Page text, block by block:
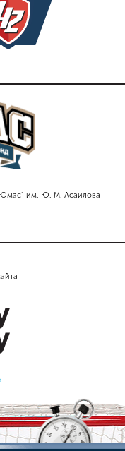
"Юмас" им. Ю. М. Асаилова